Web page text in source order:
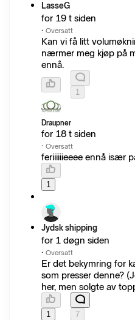
LasseG
for 19 t siden
· Oversatt
Kan vi få litt
nærmer meg kjøp på
ennå.
1
Draupner
for 18 t siden
· Oversatt
feriiiiiieeee ennå især
1
Jydsk shipping
for 1 døgn siden
· Oversatt
Er det bekymring for
som presser denne?
her, men solgte av
1 7